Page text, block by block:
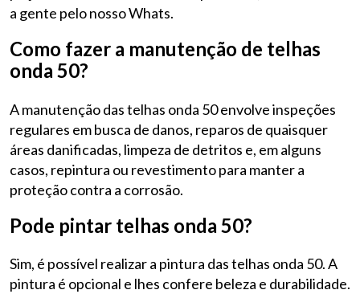
a gente pelo nosso Whats.
Como fazer a manutenção de telhas
onda 50?
A manutenção das telhas onda 50 envolve inspeções
regulares em busca de danos, reparos de quaisquer
áreas danificadas, limpeza de detritos e, em alguns
casos, repintura ou revestimento para manter a
proteção contra a corrosão.
Pode pintar telhas onda 50?
Sim, é possível realizar a pintura das telhas onda 50. A
pintura é opcional e lhes confere beleza e durabilidade.